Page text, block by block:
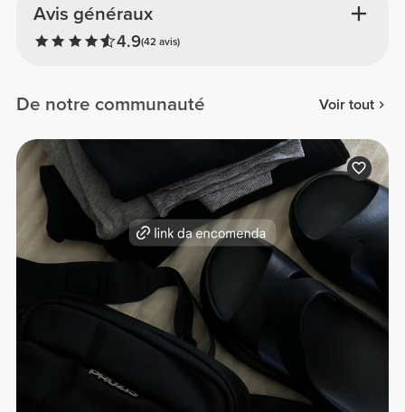
Avis généraux
4.9(42 avis)
De notre communauté Voir tout